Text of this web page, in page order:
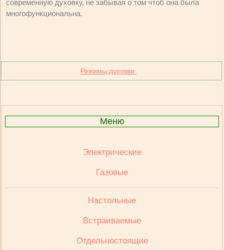
современную духовку, не забывая о том чтоб она была
многофункциональна.
Режимы духовки
Меню
Электрические
Газовые
Настольные
Встраиваемые
Отдельностоящие